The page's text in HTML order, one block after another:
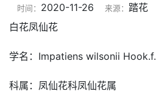
时间： 2020-11-26 来源： 踏花
白花凤仙花
学名：Impatiens wilsonii Hook.f.
科属：凤仙花科凤仙花属